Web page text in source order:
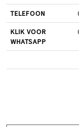
TELEFOON
KLIK VOOR
WHATSAPP